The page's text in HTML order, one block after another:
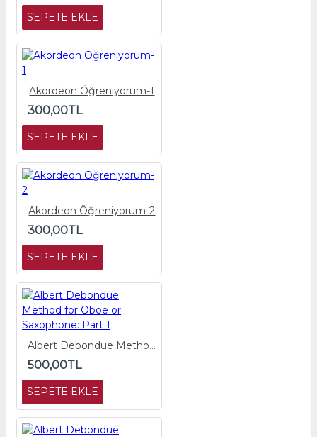
SEPETE EKLE
Akordeon Öğreniyorum-1
300,00TL
SEPETE EKLE
Akordeon Öğreniyorum-2
300,00TL
SEPETE EKLE
Albert Debondue Method for Oboe or Saxophone: Part 1
500,00TL
SEPETE EKLE